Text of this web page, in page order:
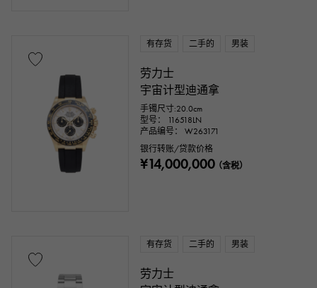
有存货 二手的 男装
劳力士
宇宙计型迪通拿
手镯尺寸:20.0cm
型号： 116518LN
产品编号： W263171
银行转账/贷款价格
¥14,000,000（含税）
有存货 二手的 男装
劳力士